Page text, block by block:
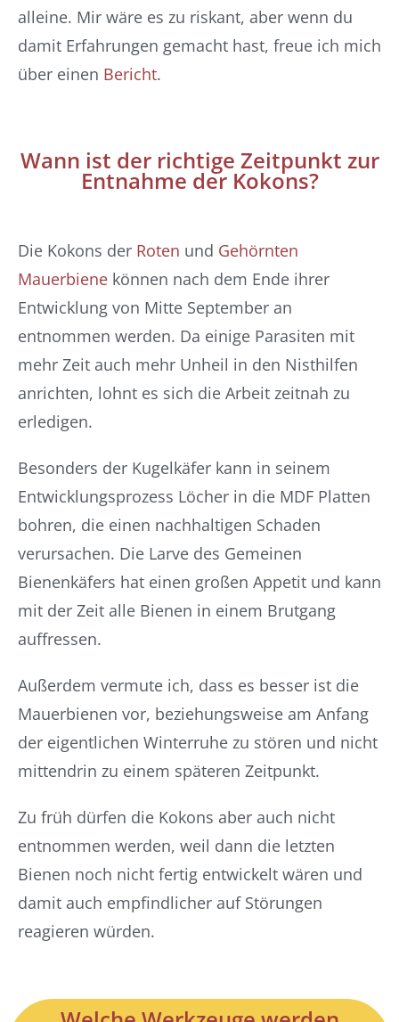
alleine. Mir wäre es zu riskant, aber wenn du
damit Erfahrungen gemacht hast, freue ich mich
über einen Bericht.
Wann ist der richtige Zeitpunkt zur
Entnahme der Kokons?
Die Kokons der Roten und Gehörnten
Mauerbiene können nach dem Ende ihrer
Entwicklung von Mitte September an
entnommen werden. Da einige Parasiten mit
mehr Zeit auch mehr Unheil in den Nisthilfen
anrichten, lohnt es sich die Arbeit zeitnah zu
erledigen.
Besonders der Kugelkäfer kann in seinem
Entwicklungsprozess Löcher in die MDF Platten
bohren, die einen nachhaltigen Schaden
verursachen. Die Larve des Gemeinen
Bienenkäfers hat einen großen Appetit und kann
mit der Zeit alle Bienen in einem Brutgang
auffressen.
Außerdem vermute ich, dass es besser ist die
Mauerbienen vor, beziehungsweise am Anfang
der eigentlichen Winterruhe zu stören und nicht
mittendrin zu einem späteren Zeitpunkt.
Zu früh dürfen die Kokons aber auch nicht
entnommen werden, weil dann die letzten
Bienen noch nicht fertig entwickelt wären und
damit auch empfindlicher auf Störungen
reagieren würden.